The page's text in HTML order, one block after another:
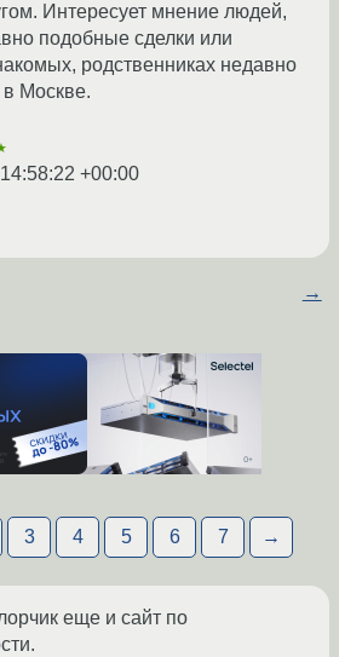
Интересует мнение людей,
подобные сделки или
родственниках недавно
в Москве.
+00:00
→
3 4 5 6 7 →
еще и сайт по